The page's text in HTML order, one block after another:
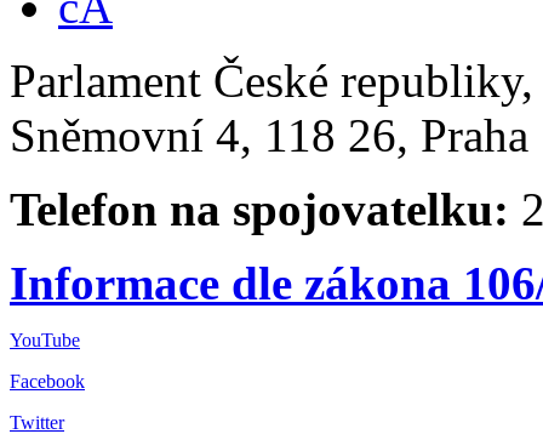
Parlament České
Sněmovní 4, 118 26,
Telefon na spojovatelku:
Informace dle zákona
YouTube
Facebook
Twitter